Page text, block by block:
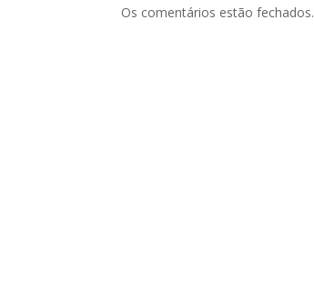
Os comentários estão fechados.